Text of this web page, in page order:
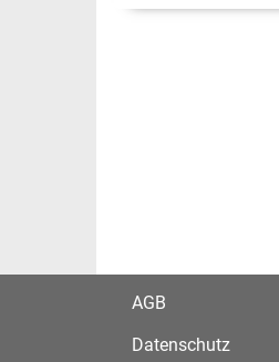
AGB
Datenschutz